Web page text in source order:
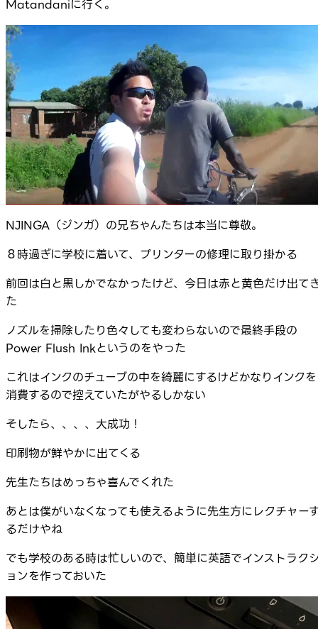
Matandaniに行く。
NJINGA（ジンガ）の兄ちゃんたちは本当に尊敬。
８時過ぎに学校に着いて、プリンターの修理に取り掛かる
前回は白と黒しかでなかったけど、今日は赤と黄色だけ出て
た
ノズルを掃除したり色々しても変わらないので最終手段の
Power Flush Inkというのをやった
これはインクのチューブの中を綺麗にするけどかなりインクを
消費するので控えていたがやるしかない
そしたら、、、、大成功！
印刷物が鮮やかに出てくる
先生たちはめっちゃ喜んでくれた
あとは僕がいなくなっても使えるように先生方にレクチャー
るだけやね
でも学校のある時は忙しいので、簡単に英語でインストラク
ョンを作っておいた